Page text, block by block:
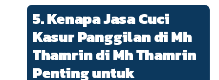
5. Kenapa Jasa Cuci
Kasur Panggilan di Mh
Thamrin di Mh Thamrin
Penting untuk